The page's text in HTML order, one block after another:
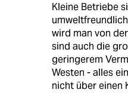
Kleine Betriebe
wird man von
sind auch die
geringerem
Westen - alles
nicht über einen